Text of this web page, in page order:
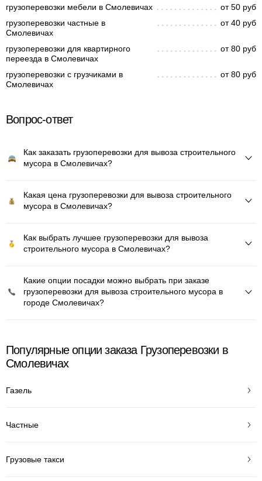
грузоперевозки мебели в Смолевичах
от 50 руб
грузоперевозки частные в
Смолевичах
от 40 руб
грузоперевозки для квартирного
переезда в Смолевичах
от 80 руб
грузоперевозки с грузчиками в
Смолевичах
от 80 руб
Вопрос-ответ
Как заказать грузоперевозки для вывоза строительного
мусора в Смолевичах?
Какая цена грузоперевозки для вывоза строительного
мусора в Смолевичах?
Как выбрать лучшее грузоперевозки для вывоза
строительного мусора в Смолевичах?
Какие опции посадки можно выбрать при заказе
грузоперевозки для вывоза строительного мусора в
городе Смолевичах?
Популярные опции заказа Грузоперевозки в
Смолевичах
Газель
Частные
Грузовые такси